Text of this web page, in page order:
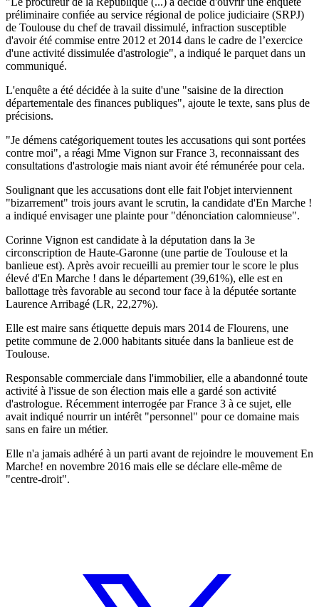
préliminaire confiée au service régional de police judiciaire (SRPJ)
de Toulouse du chef de travail dissimulé, infraction susceptible
d'avoir été commise entre 2012 et 2014 dans le cadre de l’exercice
d'une activité dissimulée d'astrologie", a indiqué le parquet dans un
communiqué.
L'enquête a été décidée à la suite d'une "saisine de la direction
départementale des finances publiques", ajoute le texte, sans plus de
précisions.
"Je démens catégoriquement toutes les accusations qui sont portées
contre moi", a réagi Mme Vignon sur France 3, reconnaissant des
consultations d'astrologie mais niant avoir été rémunérée pour cela.
Soulignant que les accusations dont elle fait l'objet interviennent
"bizarrement" trois jours avant le scrutin, la candidate d'En Marche !
a indiqué envisager une plainte pour "dénonciation calomnieuse".
Corinne Vignon est candidate à la députation dans la 3e
circonscription de Haute-Garonne (une partie de Toulouse et la
banlieue est). Après avoir recueilli au premier tour le score le plus
élevé d'En Marche ! dans le département (39,61%), elle est en
ballottage très favorable au second tour face à la députée sortante
Laurence Arribagé (LR, 22,27%).
Elle est maire sans étiquette depuis mars 2014 de Flourens, une
petite commune de 2.000 habitants située dans la banlieue est de
Toulouse.
Responsable commerciale dans l'immobilier, elle a abandonné toute
activité à l'issue de son élection mais elle a gardé son activité
d'astrologue. Récemment interrogée par France 3 à ce sujet, elle
avait indiqué nourrir un intérêt "personnel" pour ce domaine mais
sans en faire un métier.
Elle n'a jamais adhéré à un parti avant de rejoindre le mouvement En
Marche! en novembre 2016 mais elle se déclare elle-même de
"centre-droit".